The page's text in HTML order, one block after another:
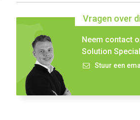
Vragen over
Neem contact
Solution
Stuur een